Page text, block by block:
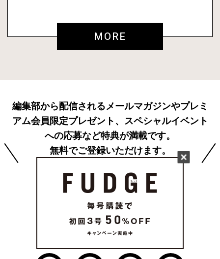
MORE
編集部から配信されるメールマガジンやプレミ
アム会員限定プレゼント、スペシャルイベント
への応募など特典が満載です。
無料でご登録いただけます。
新規会員登録
FOLLOW US
on